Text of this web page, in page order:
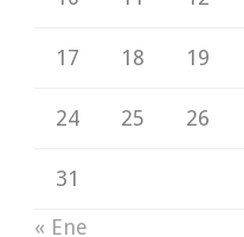
17 18 19
24 25 26
31
« Ene